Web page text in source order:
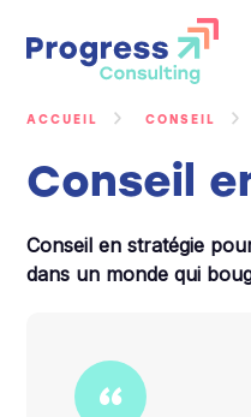
contenu
ACCUEIL CONSEIL
Conseil
Conseil en stratégie
dans un monde qui